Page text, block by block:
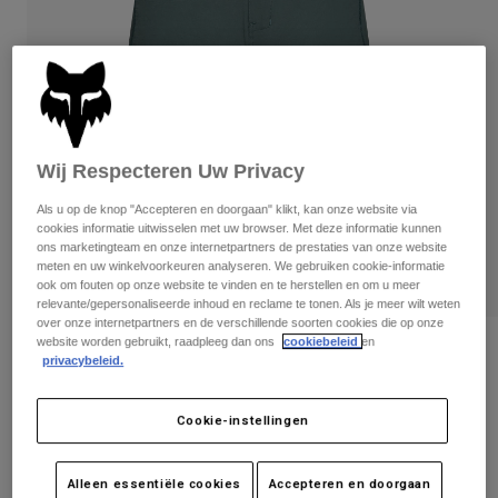
Broeken
Korte broeken
Handschoenen
Beschermingen
Brillen
Sokken
Onderdelen
Broeken
Handschoenen
Protections
Brillen
Sokken
Tassen & Accessoires
Spare parts
Alles bekijken
Women
T-Shirts & Tops
Hoodies en truien
Jassen
Leggings & Broeken
Shirts
Brillen
Socks
Alles bekijken
Moto
Helmen
Shirts
Pants
Boots
Beschermers
Gloves
Dames Ranger gevoerde korte broek
Artikelnummer33460
€ 99,99
Wij Respecteren Uw Privacy
Als u op de knop "Accepteren en doorgaan" klikt, kan onze website via
cookies informatie uitwisselen met uw browser. Met deze informatie kunnen
ons marketingteam en onze internetpartners de prestaties van onze website
meten en uw winkelvoorkeuren analyseren. We gebruiken cookie-informatie
ook om fouten op onze website te vinden en te herstellen en om u meer
relevante/gepersonaliseerde inhoud en reclame te tonen. Als je meer wilt weten
over onze internetpartners en de verschillende soorten cookies die op onze
website worden gebruikt, raadpleeg dan ons
cookiebeleid en
privacybeleid.
Cookie-instellingen
Alleen essentiële cookies Accepteren en doorgaan